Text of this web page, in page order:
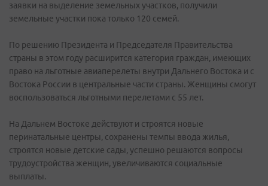
заявки на выделение земельных участков, получили
земельные участки пока только 120 семей.
По решению Президента и Председателя Правительства
страны в этом году расширится категория граждан, имеющих
право на льготные авиаперелеты внутри Дальнего Востока и с
Востока России в центральные части страны. Женщины смогут
воспользоваться льготными перелетами с 55 лет.
На Дальнем Востоке действуют и строятся новые
перинатальные центры, сохранены темпы ввода жилья,
строятся новые детские сады, успешно решаются вопросы
трудоустройства женщин, увеличиваются социальные
выплаты.